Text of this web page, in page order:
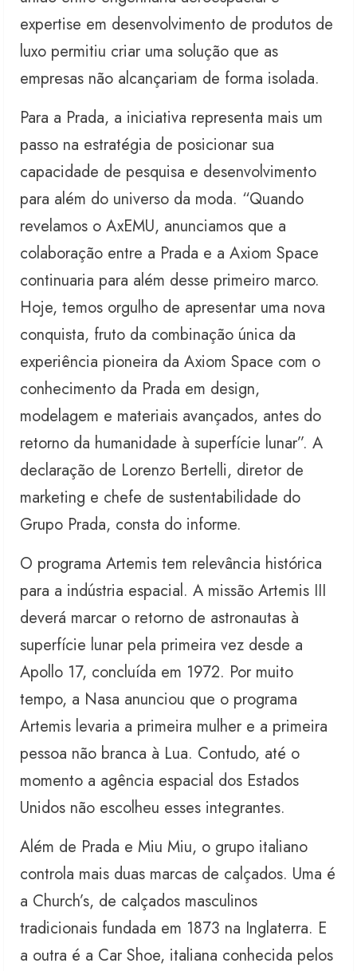
expertise em desenvolvimento de produtos de
luxo permitiu criar uma solução que as
empresas não alcançariam de forma isolada.
Para a Prada, a iniciativa representa mais um
passo na estratégia de posicionar sua
capacidade de pesquisa e desenvolvimento
para além do universo da moda. “Quando
revelamos o AxEMU, anunciamos que a
colaboração entre a Prada e a Axiom Space
continuaria para além desse primeiro marco.
Hoje, temos orgulho de apresentar uma nova
conquista, fruto da combinação única da
experiência pioneira da Axiom Space com o
conhecimento da Prada em design,
modelagem e materiais avançados, antes do
retorno da humanidade à superfície lunar”. A
declaração de Lorenzo Bertelli, diretor de
marketing e chefe de sustentabilidade do
Grupo Prada, consta do informe.
O programa Artemis tem relevância histórica
para a indústria espacial. A missão Artemis III
deverá marcar o retorno de astronautas à
superfície lunar pela primeira vez desde a
Apollo 17, concluída em 1972. Por muito
tempo, a Nasa anunciou que o programa
Artemis levaria a primeira mulher e a primeira
pessoa não branca à Lua. Contudo, até o
momento a agência espacial dos Estados
Unidos não escolheu esses integrantes.
Além de Prada e Miu Miu, o grupo italiano
controla mais duas marcas de calçados. Uma é
a Church’s, de calçados masculinos
tradicionais fundada em 1873 na Inglaterra. E
a outra é a Car Shoe, italiana conhecida pelos